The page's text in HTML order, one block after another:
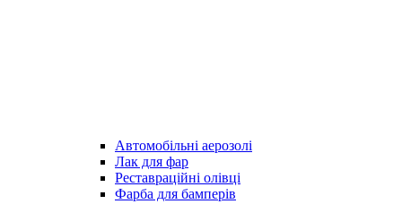
Автомобільні аерозолі
Лак для фар
Реставраційні олівці
Фарба для бамперів